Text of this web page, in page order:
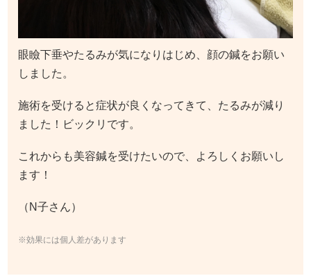
眼瞼下垂やたるみが気になりはじめ、顔の鍼をお願い
しました。
施術を受けると症状が良くなってきて、たるみが減り
ました！ビックリです。
これからも美容鍼を受けたいので、よろしくお願いし
ます！
（N子さん）
※効果には個人差があります